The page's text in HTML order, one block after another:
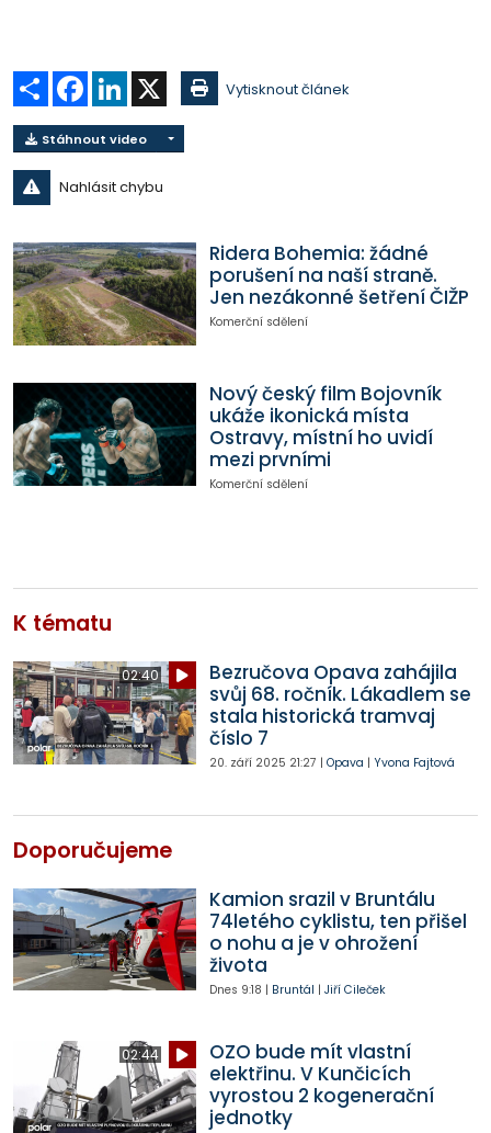
Sdílet Facebook
LinkedIn Vytisknout článek
Stáhnout video
Nahlásit chybu
Ridera Bohemia: žádné
porušení na naší straně.
Jen nezákonné šetření ČIŽP
Komerční sdělení
Nový český film Bojovník
ukáže ikonická místa
Ostravy, místní ho uvidí
mezi prvními
Komerční sdělení
K tématu
02:40
Bezručova Opava zahájila
svůj 68. ročník. Lákadlem se
stala historická tramvaj
číslo 7
20. září 2025 21:27 | Opava | Yvona Fajtová
Doporučujeme
Kamion srazil v Bruntálu
74letého cyklistu, ten přišel
o nohu a je v ohrožení
života
Dnes 9:18 | Bruntál | Jiří Cileček
02:44
OZO bude mít vlastní
elektřinu. V Kunčicích
vyrostou 2 kogenerační
jednotky